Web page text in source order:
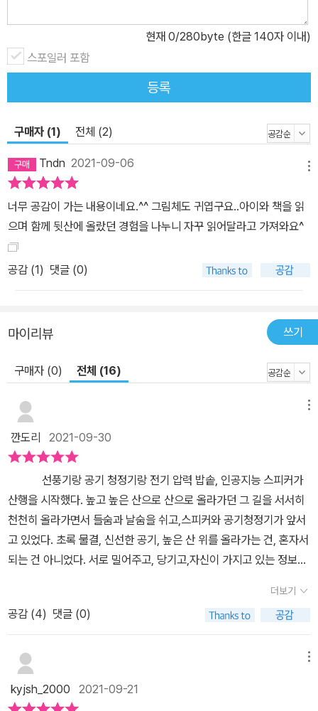
어.” 선풍기가 돌탑에 소원을 빕니다. 어떠한 상황에서도 최선을 다하
던 그의 소원은 ‘진짜 바람’이었어요. 진짜 바람은 선풍기의 이상이자
최선이었기에 진짜 바람이 뭔지 알고 싶었던 것이죠. 그리고 산을 내
려오며 선풍기는 ‘진짜 바람’, 공기 청정기는 ‘진짜 공기’, 전기 압력 밥
혀 다른 생각을 선사해 줍니다. 책상 옆에서 돌고 있는 선풍기 바람과
동네가 다 내려다보이는 산 위에서 맞는 바람이 다르듯이 말입니다.
이 책을 보셨다면 지금 바로 ‘진짜’ 나를 만나러 잠깐 시간을 내 보세
요.
현재 0/280byte (한글 140자 이내)
스포일러 포함
등록
구매자 (1) 전체 (2)
Tndn 2021-09-06
너무 공감이 가는 내용이네요.^^ 그림체도 귀엽구요..아이와 책을 읽
으며 함께 뒷산에 올랐던 경험을 나누니 자꾸 읽어달라고 가져와요^
공감 (1) 댓글 (0)
마이리뷰 쓰기
구매자 (0) 전체 (16)
깐도리 2021-09-30
선풍기랑 공기 청정기랑 전기 압력 밥솥, 인공지능 스피커가
산행을 시작했다. 높고 높은 산으로 산으로 올라가던 그 길을 서서히
천천히 올라가면서 들숨과 날숨을 쉬고,스피커와 공기청정기가 앞서
고 있었다. 초록 물결, 신선한 공기, 높은 산 위를 올라가는 건, 혼자서
되는 건 아니었다. 서로 밀어주고, 당기고,자신이 가지고 있는 정보를
대목이 여기에 있다. 작가는 자연 속에 스토리텔링을 하고 있다. 현대
적인 기술과 , 자연의 멋,이 두가지를 절충하는 것은 쉽지 않고, 우리
에게 놓여진 숙제가 된다. 단순히 새로운 기술, 신기술이 내 문제를 해
결해 줄 수 있고, 새로운 답을 찾아내는 경우도 있다. 하지만 우리는
다. 자연 그대로 보존해야 하는 것은 잘 보존하고, 나머지 것은 후대에
더보기
공감 (4) 댓글 (0)
kyjsh_2000 2021-09-21